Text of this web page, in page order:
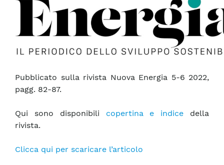
Pubblicato sulla rivista Nuova Energia 5-6 2022,
pagg. 82-87.
Qui sono disponibili copertina e indice della
rivista.
Clicca qui per scaricare l’articolo